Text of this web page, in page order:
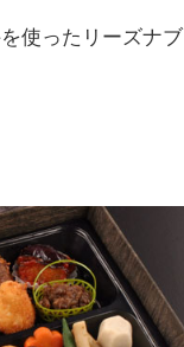
使ったリーズナブ